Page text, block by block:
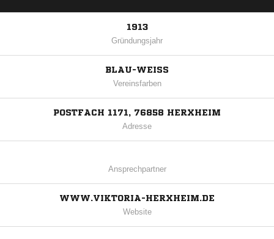
1913
Gründungsjahr
BLAU-WEISS
Vereinsfarben
POSTFACH 1171, 76858 HERXHEIM
Adresse
Ansprechpartner
WWW.VIKTORIA-HERXHEIM.DE
Website